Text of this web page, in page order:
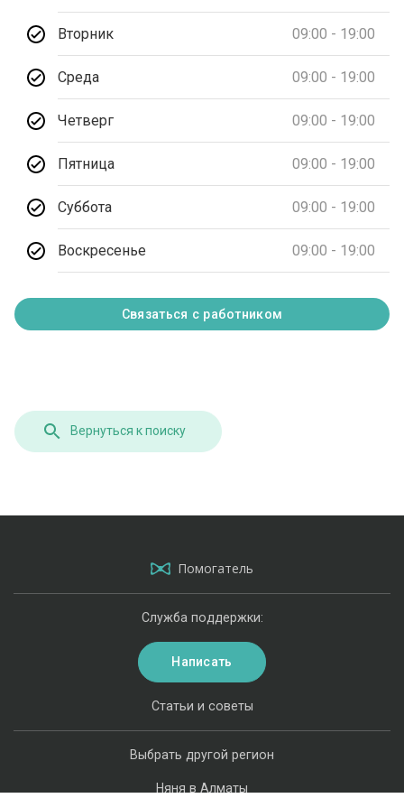
Вторник 09:00 - 19:00
Среда 09:00 - 19:00
Четверг 09:00 - 19:00
Пятница 09:00 - 19:00
Суббота 09:00 - 19:00
Воскресенье 09:00 - 19:00
Связаться с работником
Вернуться к поиску
Помогатель
Выбрать другой регион
Няня в Алматы
Статьи и советы
Служба поддержки:
Написать